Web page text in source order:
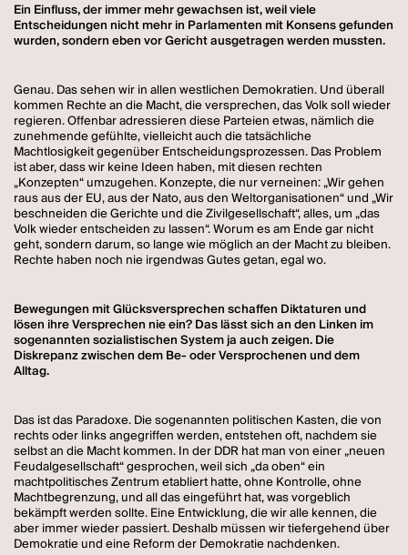
Ein Einfluss, der immer mehr gewachsen ist, weil viele
Entscheidungen nicht mehr in Parlamenten mit Konsens gefunden
wurden, sondern eben vor Gericht ausgetragen werden mussten.
Genau. Das sehen wir in allen westlichen Demokratien. Und überall
kommen Rechte an die Macht, die versprechen, das Volk soll wieder
regieren. Offenbar adressieren diese Parteien etwas, nämlich die
zunehmende gefühlte, vielleicht auch die tatsächliche
Machtlosigkeit gegenüber Entscheidungsprozessen. Das Problem
ist aber, dass wir keine Ideen haben, mit diesen rechten
„Konzepten“ umzugehen. Konzepte, die nur verneinen: „Wir gehen
raus aus der EU, aus der Nato, aus den Weltorganisationen“ und „Wir
beschneiden die Gerichte und die Zivilgesellschaft“, alles, um „das
Volk wieder entscheiden zu lassen“. Worum es am Ende gar nicht
geht, sondern darum, so lange wie möglich an der Macht zu bleiben.
Rechte haben noch nie irgendwas Gutes getan, egal wo.
Bewegungen mit Glücksversprechen schaffen Diktaturen und
lösen ihre Versprechen nie ein? Das lässt sich an den Linken im
sogenannten sozialistischen System ja auch zeigen. Die
Diskrepanz zwischen dem Be- oder Versprochenen und dem
Alltag.
Das ist das Paradoxe. Die sogenannten politischen Kasten, die von
rechts oder links angegriffen werden, entstehen oft, nachdem sie
selbst an die Macht kommen. In der DDR hat man von einer „neuen
Feudalgesellschaft“ gesprochen, weil sich „da oben“ ein
machtpolitisches Zentrum etabliert hatte, ohne Kontrolle, ohne
Machtbegrenzung, und all das eingeführt hat, was vorgeblich
bekämpft werden sollte. Eine Entwicklung, die wir alle kennen, die
aber immer wieder passiert. Deshalb müssen wir tiefergehend über
Demokratie und eine Reform der Demokratie nachdenken.